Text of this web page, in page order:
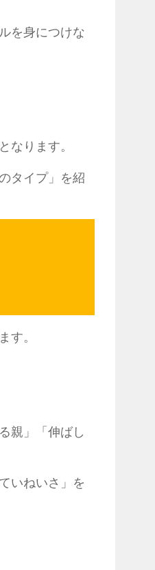
を身につけな
ります。
タイプ」を紹
。
親」「伸ばし
いねいさ」を